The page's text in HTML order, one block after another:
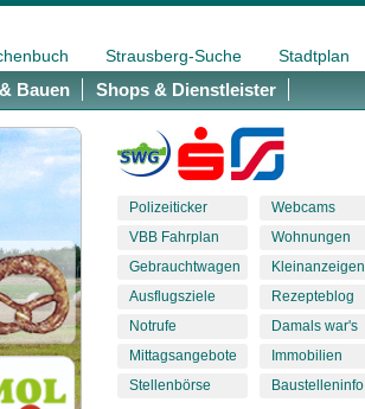
Strausberg-Suche Stadtplan
Bauen Shops & Dienstleister
Polizeiticker
VBB Fahrplan
Gebrauchtwagen
Ausflugsziele
Notrufe
Mittagsangebote
Stellenbörse
Webcams
Wohnungen
Kleinanzeigen
Rezepteblog
Damals war's
Immobilien
Baustelleninfo